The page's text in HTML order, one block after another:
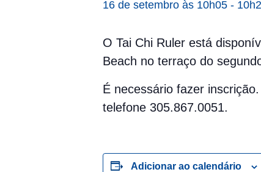
16 de setembro às 10h05 -
O Tai Chi Ruler está
Beach no terraço do
É necessário fazer
telefone 305.867.0051.
Adicionar ao calendário